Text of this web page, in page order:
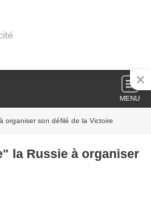
MENU
organiser son défilé de la Victoire
la Russie à organiser